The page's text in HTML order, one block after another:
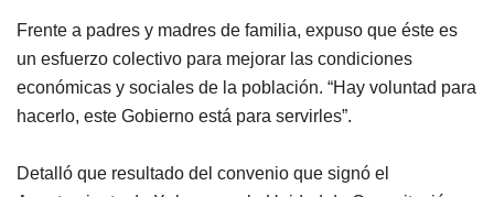
Frente a padres y madres de familia, expuso que éste es
un esfuerzo colectivo para mejorar las condiciones
económicas y sociales de la población. “Hay voluntad para
hacerlo, este Gobierno está para servirles”.
Detalló que resultado del convenio que signó el